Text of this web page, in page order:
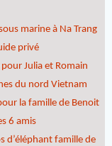
marine à Na Trang
privé
pour Julia et Romain
du nord Vietnam
la famille de Benoit
6 amis
d’éléphant famille de